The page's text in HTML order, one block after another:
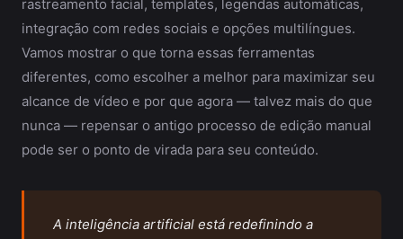
rastreamento facial, templates, legendas automáticas,
integração com redes sociais e opções multilíngues.
Vamos mostrar o que torna essas ferramentas
diferentes, como escolher a melhor para maximizar seu
alcance de vídeo e por que agora — talvez mais do que
nunca — repensar o antigo processo de edição manual
pode ser o ponto de virada para seu conteúdo.
A inteligência artificial está redefinindo a